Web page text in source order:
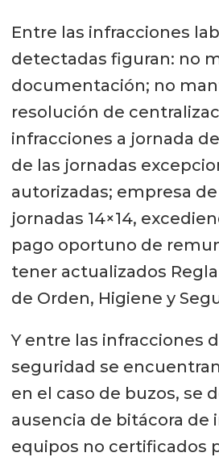
Entre las infracciones
detectadas figuran: no
documentación; no
resolución de
infracciones a jornada
de las jornadas
autorizadas; empresa
jornadas 14×14,
pago oportuno de
tener actualizados
de Orden, Higiene y
Y entre las infracciones
seguridad se
en el caso de buzos, se
ausencia de bitácora de
equipos no certificados